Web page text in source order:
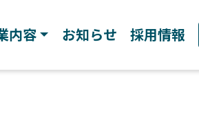
内容 お知らせ 採用情報